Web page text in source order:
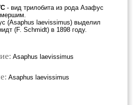
- вид трилобита из рода Азафус
(Asaphus laevissimus) выделил
(F. Schmidt) в 1898 году.
Asaphus laevissimus
Asaphus laevissimus